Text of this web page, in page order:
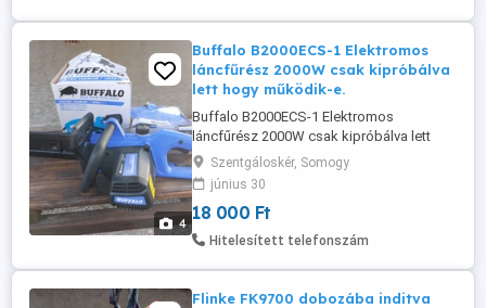
Zajszint: 112 ...
4
Buffalo B2000ECS-1 Elektromos
láncfűrész 2000W csak kipróbálva
lett hogy működik-e.
Buffalo B2000ECS-1 Elektromos
láncfűrész 2000W csak kipróbálva lett
hogy működik-e.
Szentgáloskér, Somogy
június 30
18 000 Ft
Hitelesített telefonszám
Flinke FK9700 dobozába inditva